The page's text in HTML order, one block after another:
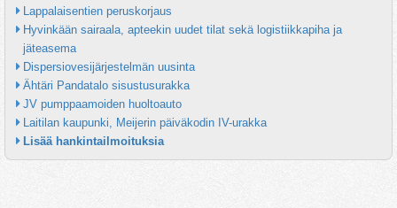
Lappalaisentien peruskorjaus
Hyvinkään sairaala, apteekin uudet tilat sekä logistiikkapiha ja
jäteasema
Dispersiovesijärjestelmän uusinta
Ähtäri Pandatalo sisustusurakka
JV pumppaamoiden huoltoauto
Laitilan kaupunki, Meijerin päiväkodin IV-urakka
Lisää hankintailmoituksia